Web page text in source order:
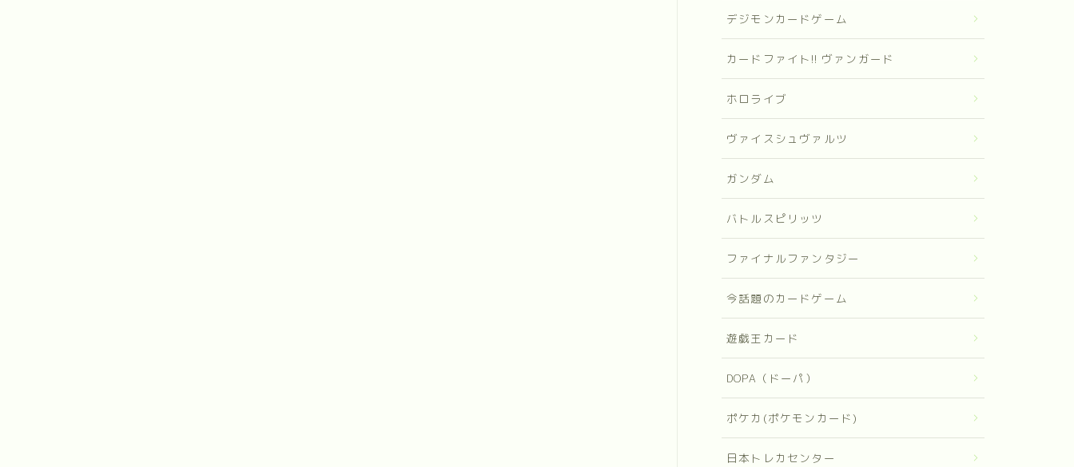
デジモンカードゲーム
カードファイト!! ヴァンガード
ホロライブ
ヴァイスシュヴァルツ
ガンダム
バトルスピリッツ
ファイナルファンタジー
今話題のカードゲーム
遊戯王カード
DOPA（ドーパ）
ポケカ(ポケモンカード)
日本トレカセンター